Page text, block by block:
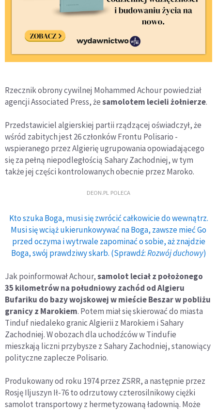
Rzecznik obrony cywilnej Mohammed Achour powiedział
agencji Associated Press, żesamolotem lecieli żołnierze.
Przedstawiciel algierskiej partii rządzącej oświadczył, że
wśród zabitych jest 26 członków Frontu Polisario -
wspieranego przez Algierię ugrupowania opowiadającego
się za pełną niepodległością Sahary Zachodniej, w tym
także jej części kontrolowanych obecnie przez Maroko.
DEON.PL POLECA
Kto szuka Boga, musi się zwrócić całkowicie do wewnątrz.
Musi się wciąż ukierunkowywać na Boga, zawsze mieć Go
przed oczyma i wytrwale zapominać o sobie, aż znajdzie
Boga, swój prawdziwy skarb. (Sprawdź:Rozwój duchowy)
Jak poinformował Achour,samolot leciał z położonego
35 kilometrów na południowy zachód od Algieru
Bufariku do bazy wojskowej w mieście Beszar w pobliżu
granicy z Marokiem. Potem miał się skierować do miasta
Tinduf niedaleko granic Algierii z Marokiem i Sahary
Zachodniej. W obozach dla uchodźców w Tindufie
mieszkają liczni przybysze z Sahary Zachodniej, stanowiący
polityczne zaplecze Polisario.
Produkowany od roku 1974 przez ZSRR, a następnie przez
Rosję Iljuszyn Ił-76 to odrzutowy czterosilnikowy ciężki
samolot transportowy z hermetyzowaną ładownią. Może